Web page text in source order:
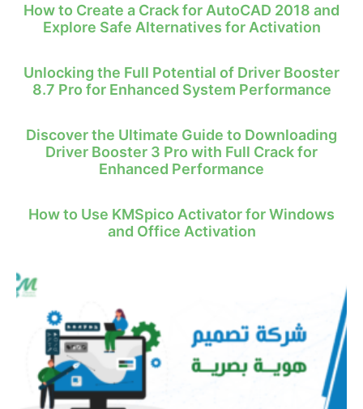
How to Create a Crack for AutoCAD 2018 and
Explore Safe Alternatives for Activation
Unlocking the Full Potential of Driver Booster
8.7 Pro for Enhanced System Performance
Discover the Ultimate Guide to Downloading
Driver Booster 3 Pro with Full Crack for
Enhanced Performance
How to Use KMSpico Activator for Windows
and Office Activation